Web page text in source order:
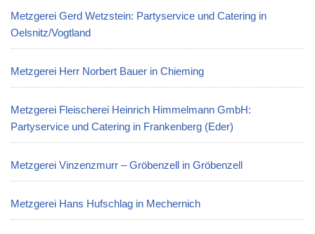
Metzgerei Gerd Wetzstein: Partyservice und Catering in
Oelsnitz/Vogtland
Metzgerei Herr Norbert Bauer in Chieming
Metzgerei Fleischerei Heinrich Himmelmann GmbH:
Partyservice und Catering in Frankenberg (Eder)
Metzgerei Vinzenzmurr – Gröbenzell in Gröbenzell
Metzgerei Hans Hufschlag in Mechernich